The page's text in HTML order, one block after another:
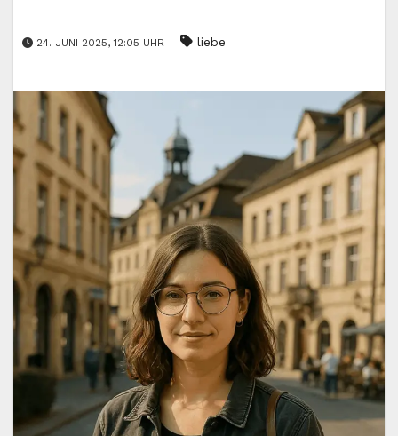
24. JUNI 2025, 12:05 UHR liebe